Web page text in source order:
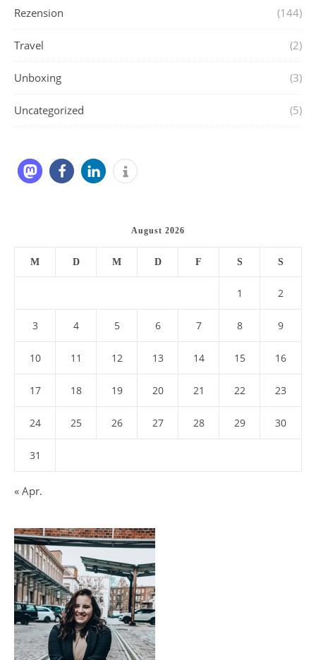
Rezension (144)
Travel (2)
Unboxing (3)
Uncategorized (5)
August 2026
M D M D F S S
1 2
3 4 5 6 7 8 9
10 11 12 13 14 15 16
17 18 19 20 21 22 23
24 25 26 27 28 29 30
31
« Apr.